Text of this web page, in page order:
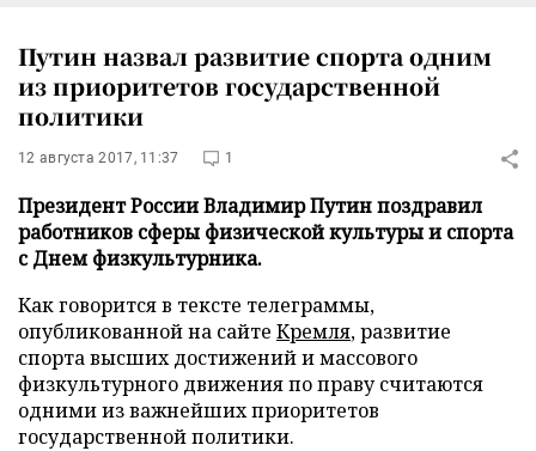
Путин назвал развитие спорта одним
из приоритетов государственной
политики
12 августа 2017, 11:37 1
Президент России Владимир Путин поздравил
работников сферы физической культуры и спорта
с Днем физкультурника.
Как говорится в тексте телеграммы,
опубликованной на сайте Кремля, развитие
спорта высших достижений и массового
физкультурного движения по праву считаются
одними из важнейших приоритетов
государственной политики.